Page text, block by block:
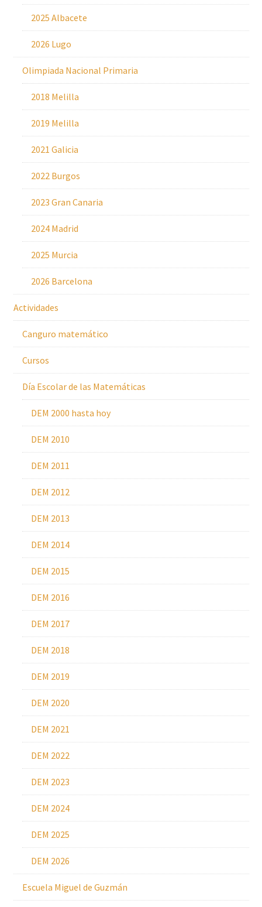
2025 Albacete
2026 Lugo
Olimpiada Nacional Primaria
2018 Melilla
2019 Melilla
2021 Galicia
2022 Burgos
2023 Gran Canaria
2024 Madrid
2025 Murcia
2026 Barcelona
Actividades
Canguro matemático
Cursos
Día Escolar de las Matemáticas
DEM 2000 hasta hoy
DEM 2010
DEM 2011
DEM 2012
DEM 2013
DEM 2014
DEM 2015
DEM 2016
DEM 2017
DEM 2018
DEM 2019
DEM 2020
DEM 2021
DEM 2022
DEM 2023
DEM 2024
DEM 2025
DEM 2026
Escuela Miguel de Guzmán